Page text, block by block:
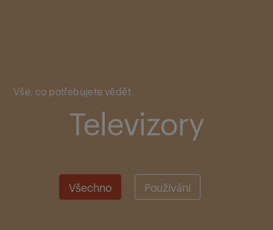
Vše, co potřebujete vědět
Televizory
Všechno Používání